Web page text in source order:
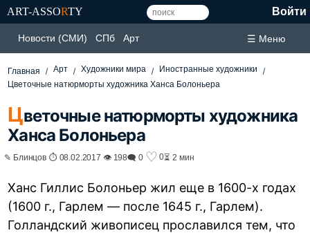
ART-ASSORTY Войти
Новости (СМИ) СПб Арт ☰ Меню
Главная Арт Художники мира
Иностранные художники
Цветочные натюрморты художника Ханса Болоньера
Цветочные натюрморты художника
Ханса Болоньера
✎ Блинцов ⏱ 08.02.2017 👁 198🗨 0 ♡ 0⏳ 2 мин
Ханс Гиллис Болоньер жил еще в 1600-х годах
(1600 г., Гарлем — после 1645 г., Гарлем).
Голландский живописец прославился тем, что